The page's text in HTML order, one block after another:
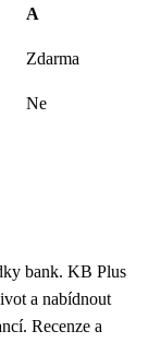
A
Zdarma
Ne
bank. KB Plus
a nabídnout
Recenze a